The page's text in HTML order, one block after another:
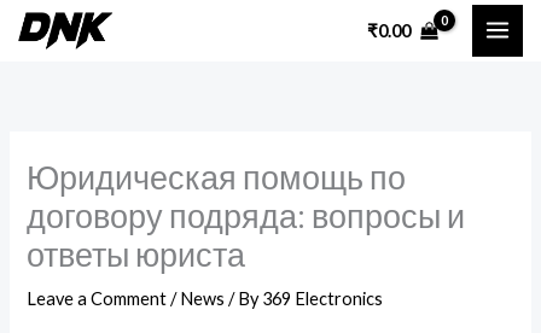
Skip
₹0.00
Юридическая помощь по
договору подряда: вопросы и
ответы юриста
Leave a Comment /News / By369 Electronics